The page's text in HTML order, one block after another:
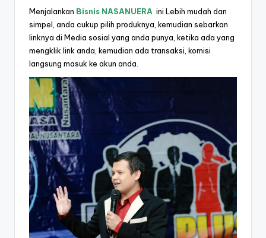
Menjalankan Bisnis NASANUERA ini Lebih mudah dan
simpel, anda cukup pilih produknya, kemudian sebarkan
linknya di Media sosial yang anda punya, ketika ada yang
mengklik link anda, kemudian ada transaksi, komisi
langsung masuk ke akun anda.